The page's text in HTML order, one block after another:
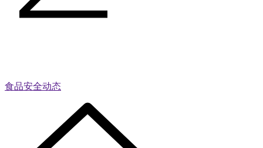
食品安全动态